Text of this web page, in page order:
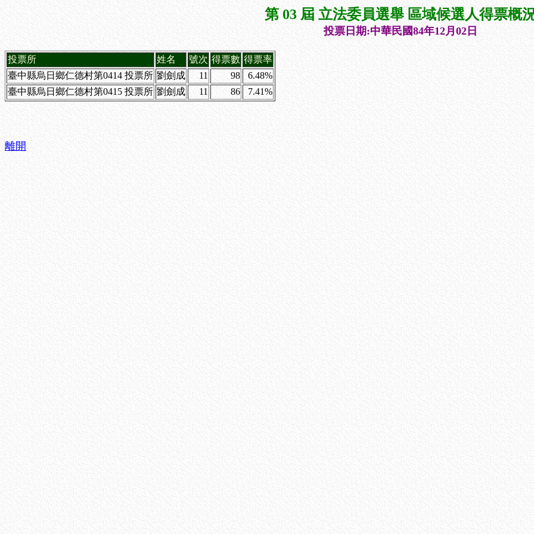
第 03 屆 立法委員選舉 區域候選人得票概
投票日期:中華民國84年12月02日
投票所 姓名 號次 得票數 得票率
臺中縣烏日鄉仁德村第0414 投票所 劉劍成 11 98
6.48%
臺中縣烏日鄉仁德村第0415 投票所 劉劍成 11 86 7.41%
離開